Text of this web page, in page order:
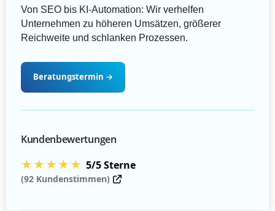
Von SEO bis KI-Automation: Wir verhelfen
Unternehmen zu höheren Umsätzen, größerer
Reichweite und schlanken Prozessen.
Beratungstermin →
Kundenbewertungen
★★★★★ 5/5 Sterne
(92 Kundenstimmen)